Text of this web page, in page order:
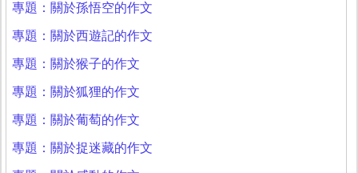
專題：關於孫悟空的作文
專題：關於西遊記的作文
專題：關於猴子的作文
專題：關於狐狸的作文
專題：關於葡萄的作文
專題：關於捉迷藏的作文